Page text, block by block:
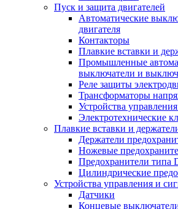
Пуск и защита двигателей
Автоматические
двигателя
Контакторы
Плавкие вставки и
Промышленные
выключатели и
Реле защиты
Трансформаторы
Устройства
Электротехнические
Плавкие вставки и
Держатели
Ножевые
Предохранители типа
Цилиндрические
Устройства управления и
Датчики
Концевые